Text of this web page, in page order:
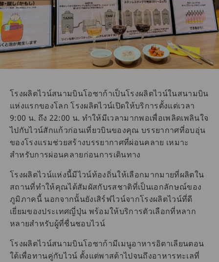
โรงผลิตไวน์สนามบินโอซาก้าเป็นโรงผลิตไวน์ในสนามบิน
แห่งแรกของโลก โรงผลิตไวน์เปิดให้บริการตั้งแต่เวลา
9:00 น. ถึง 22:00 น. ทำให้มีเวลามากพอเพื่อเพลิดเพลินใจ
ไปกับไวน์สักแก้วก่อนเที่ยวบินของคุณ บรรยากาศที่อบอุ่น
ของโรงแรมช่วยสร้างบรรยากาศที่ผ่อนคลาย เหมาะ
สำหรับการผ่อนคลายก่อนการเดินทาง
โรงผลิตไวน์แห่งนี้มีไวน์ท้องถิ่นให้เลือกมากมายที่ผลิตใน
สถานที่ทำให้คุณได้สัมผัสกับรสชาติที่เป็นเอกลักษณ์ของ
ภูมิภาคนี้ นอกจากนั้นยังเสิร์ฟไวน์จากโรงผลิตไวน์ที่ดี
เยี่ยมของประเทศญี่ปุ่น พร้อมให้บริการตัวเลือกที่หลาก
หลายสำหรับผู้ที่ชื่นชอบไวน์
โรงผลิตไวน์สนามบินโอซาก้ามีเมนูอาหารอิตาเลียนตอน
ใต้เพื่อทานคู่กับไวน์ ตั้งแต่พาสต้าไปจนถึงอาหารทะเลที่